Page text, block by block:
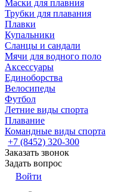
Маски для плавния
Трубки для плавания
Плавки
Купальники
Сланцы и сандали
Мячи для водного поло
Аксессуары
Единоборства
Велосипеды
Футбол
Летние виды спорта
Плавание
Командные виды спорта
+7 (8452) 320-300
Заказать звонок
Задать вопрос
Войти